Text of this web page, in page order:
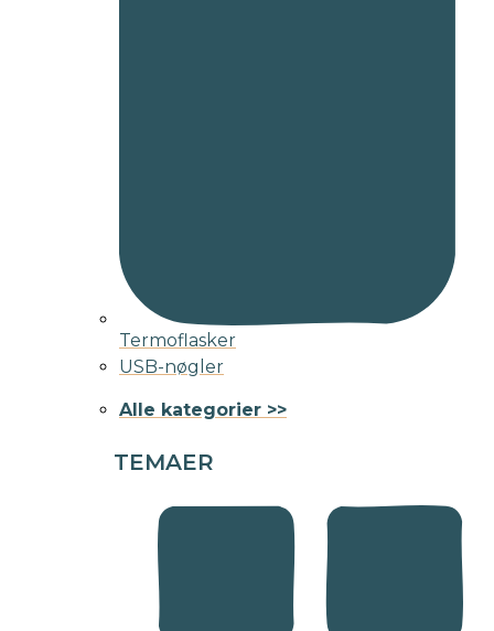
Termoflasker
USB-nøgler
Alle kategorier >>
TEMAER